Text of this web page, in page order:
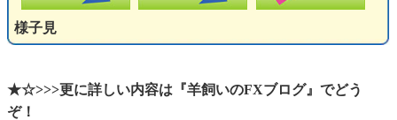
様子見
★☆>>>更に詳しい内容は『羊飼いのFXブログ』でどう
ぞ！